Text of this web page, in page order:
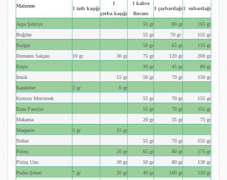
Malzeme 1 tatlı kaşığı
1
çorba kaşığı
1 kahve
fincanı
1 çaybardağı 1 subardağı
Arpa Şehriye 50 gr 80 gr
165 gr
Buğday
55 gr 70 gr
155 gr
Bulgur
50 gr 65 gr
135 gr
Domates Salçası
10 gr 30 gr 75 gr 120 gr
200 gr
Erişte
30 gr 45 gr
80 gr
İrmik
15 gr 50 gr 70 gr
150 gr
Karabiber
2 gr
6 gr
Kırmızı Mercimek
55 gr 70 gr
155 gr
Kuru Fasulye
55 gr 70 gr
155 gr
Makarna
20 gr 35 gr
75 gr
Margarin
5 gr
15 gr
Nohut
55 gr 70 gr
155 gr
Pirinç
20 gr 65 gr 80 gr
175 gr
Pirinç Unu
30 gr 50 gr 80 gr
130 gr
Pudra Şekeri
7 gr 20 gr 40 gr 100 gr
150 gr